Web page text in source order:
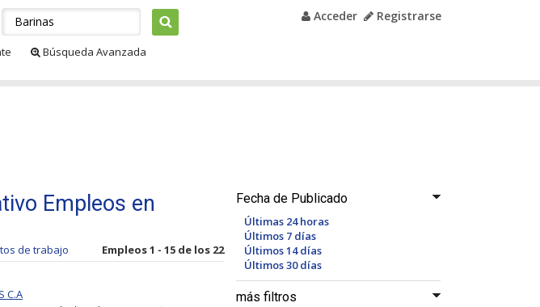
Acceder Registrarse
Búsqueda Avanzada
Fecha de Publicado
Últimas 24 horas
Últimos 7 días
Últimos 14 días
Últimos 30 días
más filtros
Empleos en
de trabajo Empleos 1 - 15 de los 22
C.A